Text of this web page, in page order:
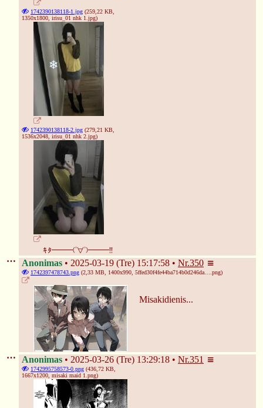
1742390138118-1.jpg (259,22 KB,
1350x1800, irisu_01 nhk 1.jpg)
1742390138118-2.jpg (279,21 KB,
1536x2048, irisu_01 nhk 2.jpg)
ｷﾀ━━━(ﾟ∀ﾟ)━━━!!
Anonimas 2025-03-19 (Tre) 15:17:58 Nr.350
1742397478743.png (2,33 MB, 1400x990, 5ffed30f4fe44ba714b0d246da….png)
Misakidienis...
Anonimas 2025-03-26 (Tre) 13:29:18 Nr.351
1742995758573-0.png (436,72 KB,
1667x1200, misaki maid 1.png)